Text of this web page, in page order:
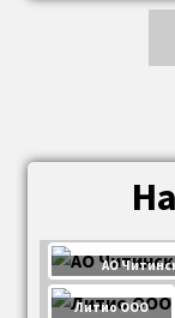
АО
Литио ООО